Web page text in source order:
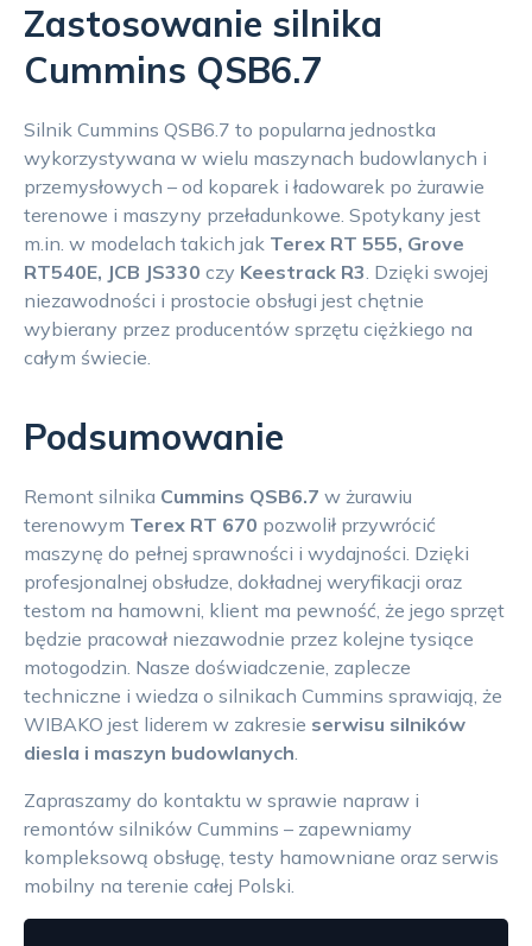
Zastosowanie silnika
Cummins QSB6.7
Silnik Cummins QSB6.7 to popularna jednostka
wykorzystywana w wielu maszynach budowlanych i
przemysłowych – od koparek i ładowarek po żurawie
terenowe i maszyny przeładunkowe. Spotykany jest
m.in. w modelach takich jak Terex RT 555, Grove
RT540E, JCB JS330 czy Keestrack R3. Dzięki swojej
niezawodności i prostocie obsługi jest chętnie
wybierany przez producentów sprzętu ciężkiego na
całym świecie.
Podsumowanie
Remont silnika Cummins QSB6.7 w żurawiu
terenowym Terex RT 670 pozwolił przywrócić
maszynę do pełnej sprawności i wydajności. Dzięki
profesjonalnej obsłudze, dokładnej weryfikacji oraz
testom na hamowni, klient ma pewność, że jego sprzęt
będzie pracował niezawodnie przez kolejne tysiące
motogodzin. Nasze doświadczenie, zaplecze
techniczne i wiedza o silnikach Cummins sprawiają, że
WIBAKO jest liderem w zakresie serwisu silników
diesla i maszyn budowlanych.
Zapraszamy do kontaktu w sprawie napraw i
remontów silników Cummins – zapewniamy
kompleksową obsługę, testy hamowniane oraz serwis
mobilny na terenie całej Polski.